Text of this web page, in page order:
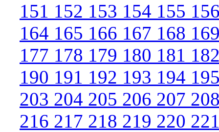
151 152 153 154 155
164 165 166 167 168
177 178 179 180 181
190 191 192 193 194
203 204 205 206 207
216 217 218 219 220